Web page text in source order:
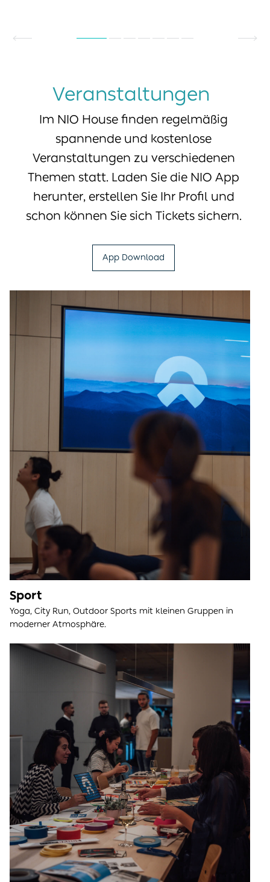
Veranstaltungen
Im NIO House finden regelmäßig
spannende und kostenlose
Veranstaltungen zu verschiedenen
Themen statt. Laden Sie die NIO App
herunter, erstellen Sie Ihr Profil und
schon können Sie sich Tickets sichern.
App Download
Sport
Yoga, City Run, Outdoor Sports mit kleinen Gruppen in
moderner Atmosphäre.